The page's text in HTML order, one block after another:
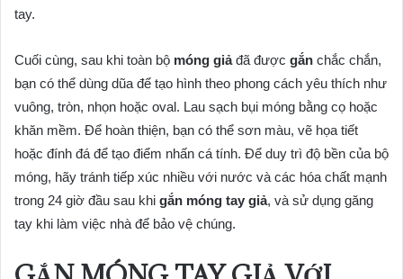
tay.
Cuối cùng, sau khi toàn bộ móng giảđã được gắn chắc chắn,
bạn có thể dùng dũa để tạo hình theo phong cách yêu thích như
vuông, tròn, nhọn hoặc oval. Lau sạch bụi móng bằng cọ hoặc
khăn mềm. Để hoàn thiện, bạn có thể sơn màu, vẽ họa tiết
hoặc đính đá để tạo điểm nhấn cá tính. Để duy trì độ bền của bộ
móng, hãy tránh tiếp xúc nhiều với nước và các hóa chất mạnh
trong 24 giờ đầu sau khi gắn móng tay giả, và sử dụng găng
tay khi làm việc nhà để bảo vệ chúng.